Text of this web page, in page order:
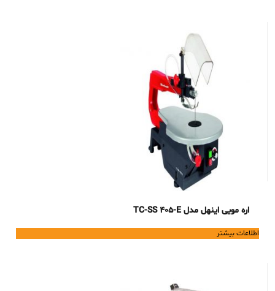
اره مویی اینهل مدل TC-SS 405-E
اطلاعات بیشتر